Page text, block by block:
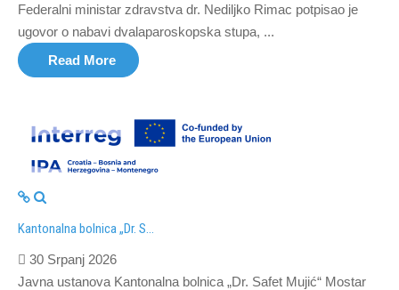
Federalni ministar zdravstva dr. Nediljko Rimac potpisao je
ugovor o nabavi dvalaparoskopska stupa, ...
Read More
Kantonalna bolnica „Dr. S...
30 Srpanj 2026
Javna ustanova Kantonalna bolnica „Dr. Safet Mujić“ Mostar